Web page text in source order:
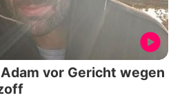
vor Gericht wegen